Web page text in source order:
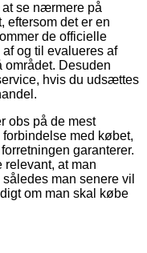
se nærmere på
eftersom det er en
de officielle
og til evalueres af
området. Desuden
hvis du udsættes
obs på de mest
med købet,
garanterer.
relevant, at man
man senere vil
om man skal købe